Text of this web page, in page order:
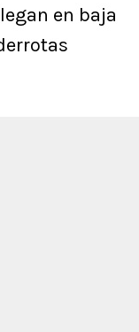
en baja